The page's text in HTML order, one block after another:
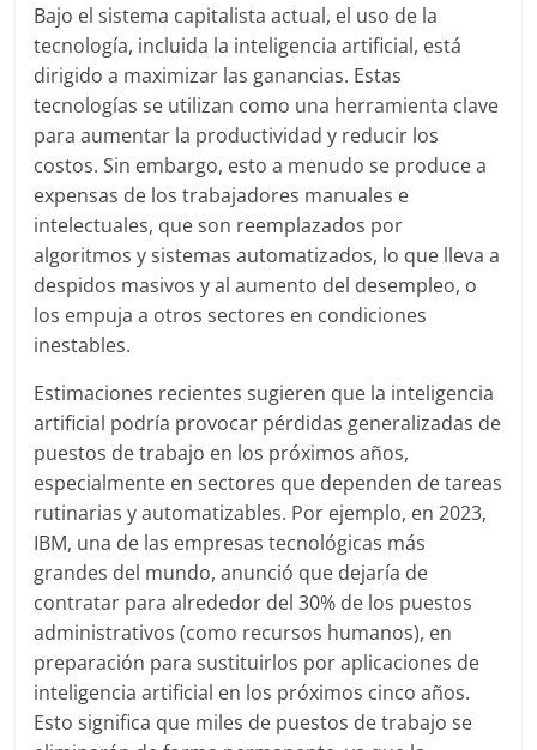
Bajo el sistema capitalista actual, el uso de la
tecnología, incluida la inteligencia artificial, está
dirigido a maximizar las ganancias. Estas
tecnologías se utilizan como una herramienta clave
para aumentar la productividad y reducir los
costos. Sin embargo, esto a menudo se produce a
expensas de los trabajadores manuales e
intelectuales, que son reemplazados por
algoritmos y sistemas automatizados, lo que lleva a
despidos masivos y al aumento del desempleo, o
los empuja a otros sectores en condiciones
inestables.
Estimaciones recientes sugieren que la inteligencia
artificial podría provocar pérdidas generalizadas de
puestos de trabajo en los próximos años,
especialmente en sectores que dependen de tareas
rutinarias y automatizables. Por ejemplo, en 2023,
IBM, una de las empresas tecnológicas más
grandes del mundo, anunció que dejaría de
contratar para alrededor del 30% de los puestos
administrativos (como recursos humanos), en
preparación para sustituirlos por aplicaciones de
inteligencia artificial en los próximos cinco años.
Esto significa que miles de puestos de trabajo se